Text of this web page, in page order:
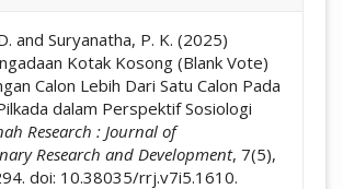
and Suryanatha, P. K. (2025)
Kotak Kosong (Blank Vote)
Calon Lebih Dari Satu Calon Pada
dalam Perspektif Sosiologi
Research : Journal of
Research and Development, 7(5),
doi: 10.38035/rrj.v7i5.1610.